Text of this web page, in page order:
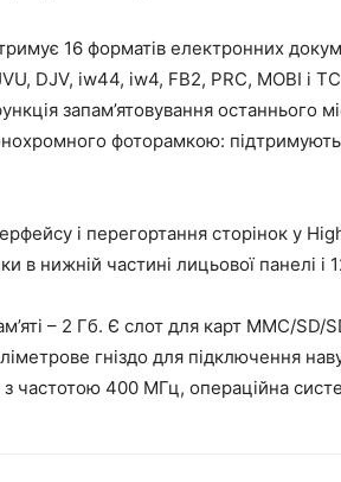
16 форматів електронних
DJV, iw44, iw4, FB2, PRC, MOBI і
запам’ятовування
фоторамкою:
і перегортання сторінок у
в нижній частині лицьової панелі і
– 2 Гб. Є слот для карт MMC/
гніздо для підключення
частотою 400 МГц, операційна